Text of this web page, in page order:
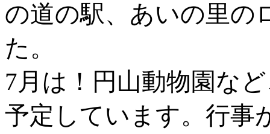
の道の駅、あいの里の
た。
7月は！円山動物園な
予定しています。行事